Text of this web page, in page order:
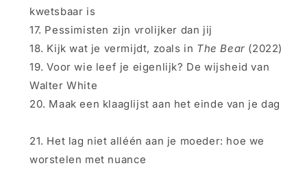
kwetsbaar is
Pessimisten zijn vrolijker dan jij
Kijk wat je vermijdt, zoals in The Bear (2022)
Voor wie leef je eigenlijk? De wijsheid van
Walter White
Maak een klaaglijst aan het einde van je dag
Het lag niet alléén aan je moeder: hoe we
worstelen met nuance